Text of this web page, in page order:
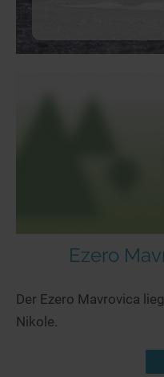
Ezero
Der Ezero Mavrovica
Nikole.